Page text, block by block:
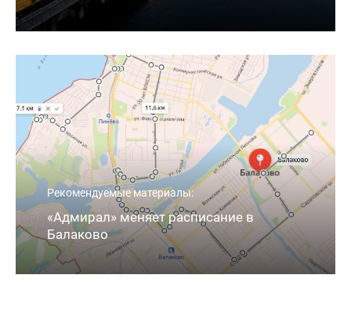
Рекомендуемые материалы:
«Адмирал» меняет расписание в
Балаково